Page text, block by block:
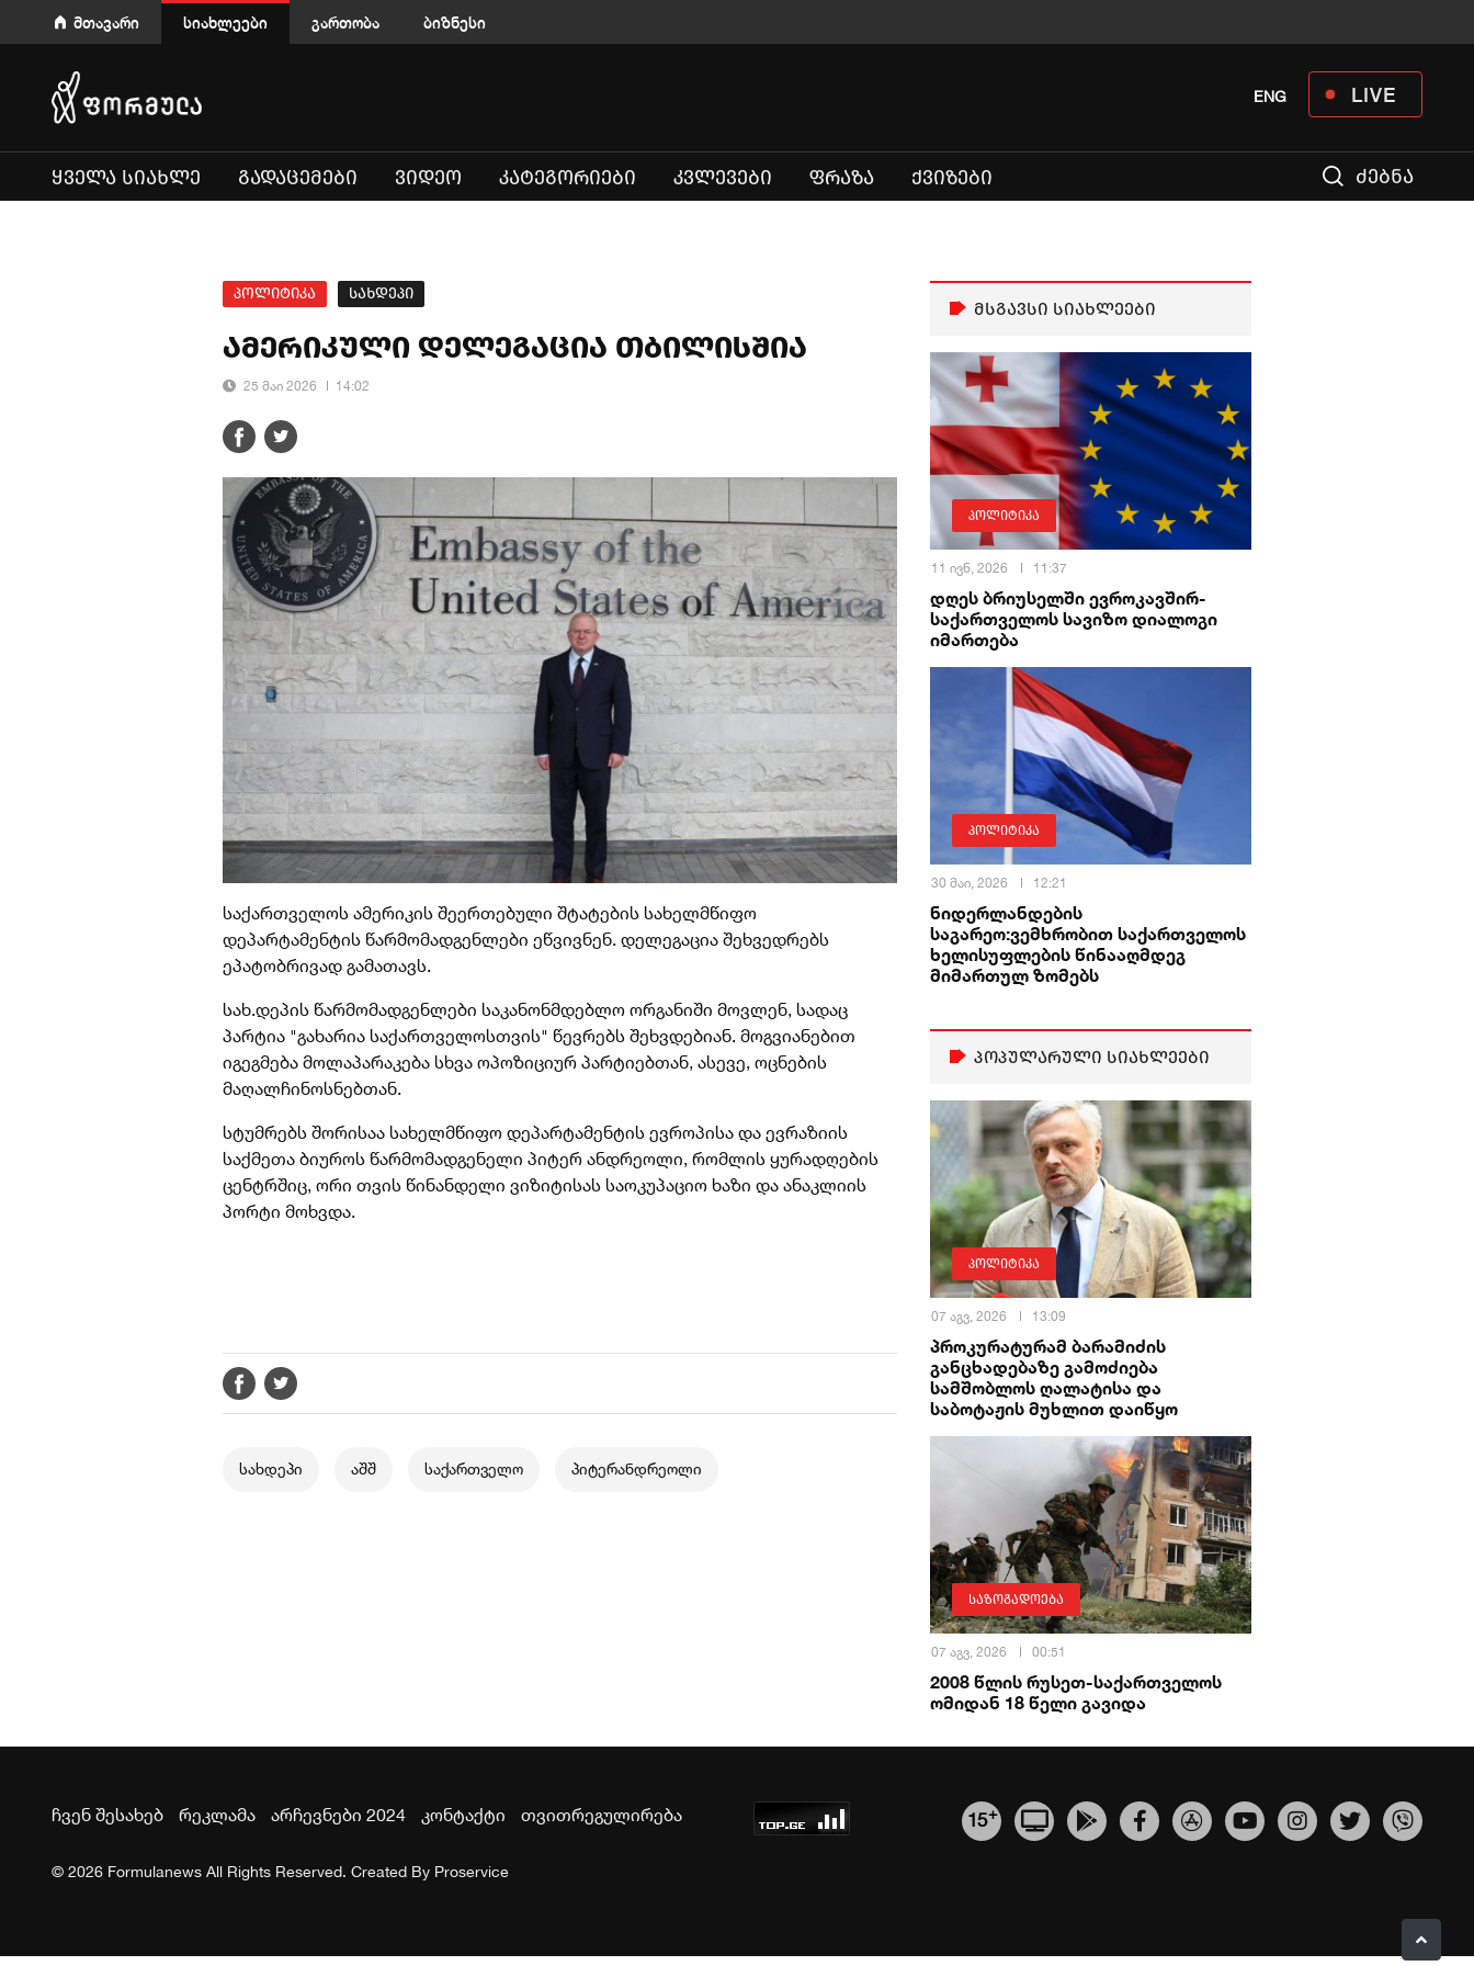
მთავარი სიახლეები გართობა ბიზნესი
LIVE
ENG
ᲧᲕᲔᲚᲐ ᲡᲘᲐᲮᲚᲔ ᲒᲐᲓᲐᲪᲔᲛᲔᲑᲘ ᲕᲘᲓᲔᲝ ᲙᲐᲢᲔᲒᲝᲠᲘᲔᲑᲘ ᲙᲕᲚᲔᲕᲔᲑᲘ ᲤᲠᲐᲖᲐ ᲥᲕᲘᲖᲔᲑᲘ ძებნა
პოლიტიკა სახდეპი
ამერიკული დელეგაცია თბილისშია
25 მაი 2026 14:02
საქართველოს ამერიკის შეერთებული შტატების სახელმწიფო
დეპარტამენტის წარმომადგენლები ეწვივნენ. დელეგაცია შეხვედრებს
ეპატობრივად გამათავს.
სახ.დეპის წარმომადგენლები საკანონმდებლოორგანიში მოვლენ, სადაც
პარტია "გახარია საქართველოსთვის" წევრებს შეხვდებიან. მოგვიანებით
იგეგმება მოლაპარაკება სხვა ოპოზიციურ პარტიებთან, ასევე, ოცნების
მაღალჩინოსნებთან.
სტუმრებს შორისაა სახელმწიფო დეპარტამენტის ევროპისა და ევრაზიის
საქმეთა ბიუროს წარმომადგენელი პიტერანდრეოლი, რომლის ყურადღების
ცენტრშიც, ორი თვის წინანდელი ვიზიტისას საოკუპაციო ხაზი და ანაკლიის
პორტი მოხვდა.
სახდეპი აშშ საქართველო პიტერანდრეოლი
მსგავსი სიახლეები
პოლიტიკა
11 ივნ, 2026 11:37
დღეს ბრიუსელში ევროკავშირ-
საქართველოს სავიზო დიალოგი
იმართება
პოლიტიკა
30 მაი, 2026 12:21
ნიდერლანდების
საგარეო:ვემხრობით საქართველოს
ხელისუფლების წინააღმდეგ
მიმართულ ზომებს
პოპულარული სიახლეები
პოლიტიკა
07 აგვ, 2026 13:09
პროკურატურამ ბარამიძის
განცხადებაზე გამოძიება
სამშობლოს ღალატისა და
საბოტაჟის მუხლით დაიწყო
საზოგადოება
07 აგვ, 2026 00:51
2008 წლის რუსეთ-საქართველოს
ომიდან 18 წელი გავიდა
ჩვენ შესახებ რეკლამა არჩევნები 2024 კონტაქტი თვითრეგულირება 15+
© 2026 Formulanews All Rights Reserved. Created By Proservice